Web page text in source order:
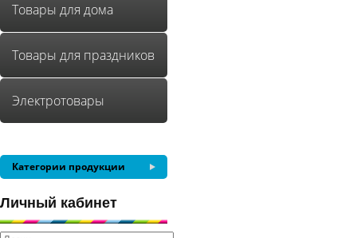
Товары для дома
Товары для праздников
Электротовары
Категории продукции
Личный кабинет